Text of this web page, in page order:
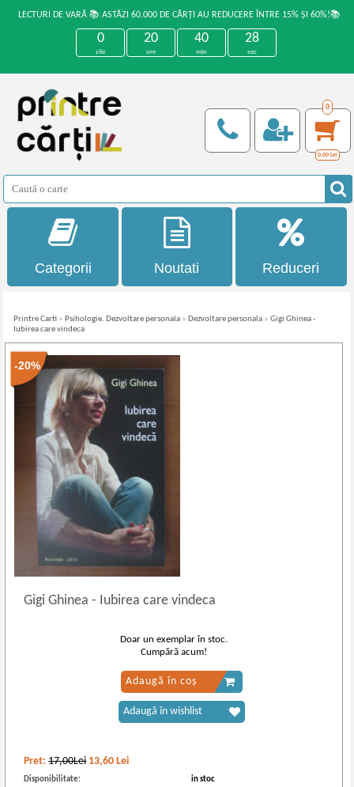
LECTURI DE VARĂ 📚 ASTĂZI 60.000 DE CĂRȚI AU REDUCERE ÎNTRE 15% ȘI 60%!📚
0
zile
20
ore
40
min
28
sec
0
0,00 Lei
Categorii Noutati Reduceri
Printre Carti » Psihologie. Dezvoltare personala » Dezvoltare personala »Gigi Ghinea -
Iubirea care vindeca
-20%
Gigi Ghinea- Iubirea care vindeca
Pret:17,00Lei 13,60 Lei
Disponibilitate:
in stoc
Doar un exemplar în stoc.
Cumpără acum!
Adaugă în coș
Adaugă în wishlist